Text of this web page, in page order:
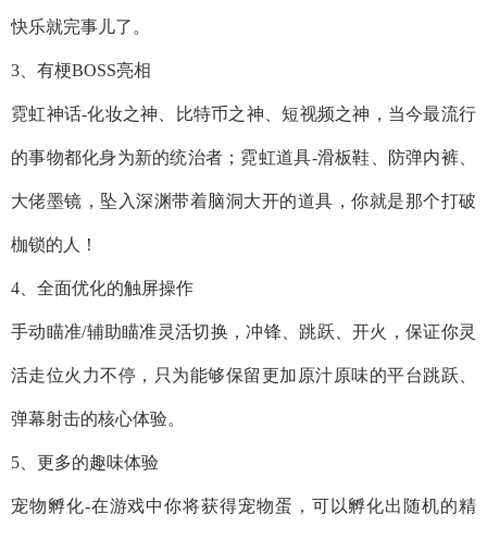
快乐就完事儿了。
3、有梗BOSS亮相
霓虹神话-化妆之神、比特币之神、短视频之神，当今最流行
的事物都化身为新的统治者；霓虹道具-滑板鞋、防弹内裤、
大佬墨镜，坠入深渊带着脑洞大开的道具，你就是那个打破
枷锁的人！
4、全面优化的触屏操作
手动瞄准/辅助瞄准灵活切换，冲锋、跳跃、开火，保证你灵
活走位火力不停，只为能够保留更加原汁原味的平台跳跃、
弹幕射击的核心体验。
5、更多的趣味体验
宠物孵化-在游戏中你将获得宠物蛋，可以孵化出随机的精